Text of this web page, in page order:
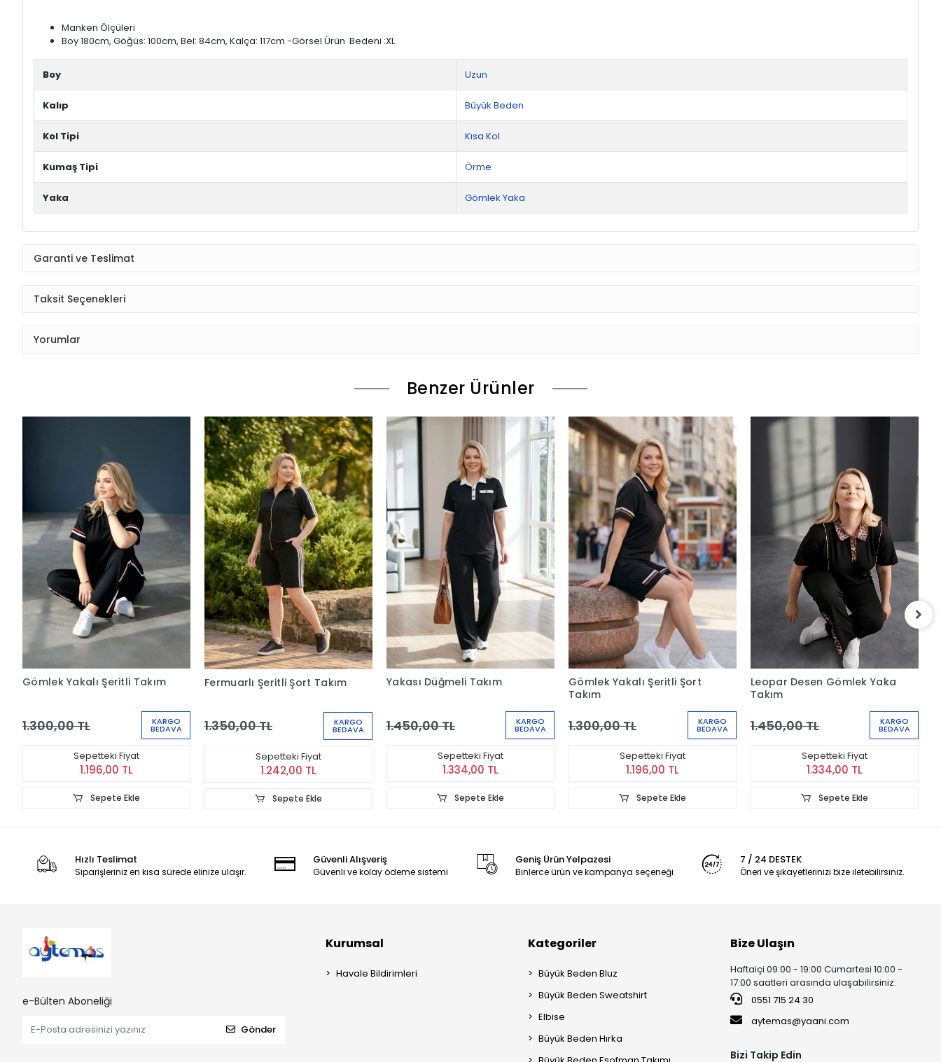
Manken Ölçüleri
Boy 180cm, Göğüs: 100cm, Bel: 84cm, Kalça: 117cm -Görsel Ürün Bedeni :XL
Boy Uzun
Kalıp Büyük Beden
Kol Tipi Kısa Kol
Kumaş Tipi Örme
Yaka Gömlek Yaka
Garanti ve Teslimat
Taksit Seçenekleri
Yorumlar
Benzer Ürünler
Gömlek Yakalı Şeritli Takım
1.300,00 TL KARGO
BEDAVA
Sepetteki Fiyat
1.196,00 TL
Sepete Ekle
Fermuarlı Şeritli Şort Takım
1.350,00 TL KARGO
BEDAVA
Sepetteki Fiyat
1.242,00 TL
Sepete Ekle
Yakası Düğmeli Takım
1.450,00 TL KARGO
BEDAVA
Sepetteki Fiyat
1.334,00 TL
Sepete Ekle
Gömlek Yakalı Şeritli Şort
Takım
1.300,00 TL KARGO
BEDAVA
Sepetteki Fiyat
1.196,00 TL
Sepete Ekle
Leopar Desen Gömlek Yaka
Takım
1.450,00 TL KARGO
BEDAVA
Sepetteki Fiyat
1.334,00 TL
Sepete Ekle
Hızlı Teslimat
Siparişleriniz en kısa sürede elinize ulaşır.
Güvenli Alışveriş
Güvenli ve kolay ödeme sistemi
Geniş Ürün Yelpazesi
Binlerce ürün ve kampanya seçeneği
7 / 24 DESTEK
Öneri ve şikayetlerinizi bize iletebilirsiniz.
e-Bülten Aboneliği
Gönder
Kurumsal
Havale Bildirimleri
Kategoriler
Büyük Beden Bluz
Büyük Beden Sweatshirt
Elbise
Büyük Beden Hırka
Bize Ulaşın
Haftaiçi 09:00 - 19:00 Cumartesi 10:00 -
17:00 saatleri arasında ulaşabilirsiniz.
0551 715 24 30
aytemas@yaani.com
Bizi Takip Edin